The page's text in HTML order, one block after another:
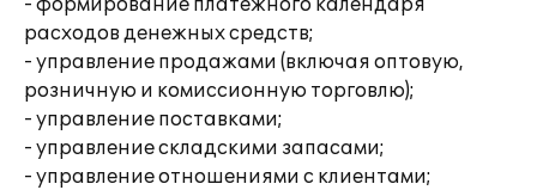
- формирование платежного календаря
расходов денежных средств;
- управление продажами (включая оптовую,
розничную и комиссионную торговлю);
- управление поставками;
- управление складскими запасами;
- управление отношениями с клиентами;